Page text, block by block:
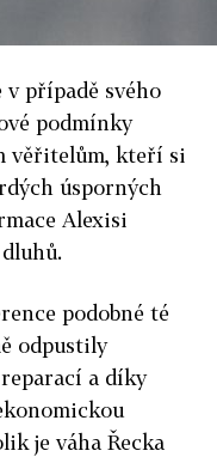
případě svého
podmínky
věřitelům, kteří si
úsporných
Alexisi
podobné té
odpustily
a díky
je váha Řecka